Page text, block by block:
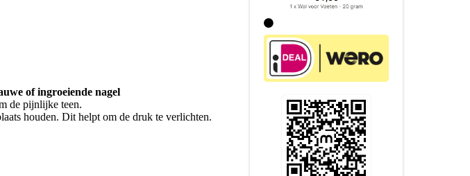
of ingroeiende nagel
de pijnlijke teen.
houden. Dit helpt om de druk te verlichten.